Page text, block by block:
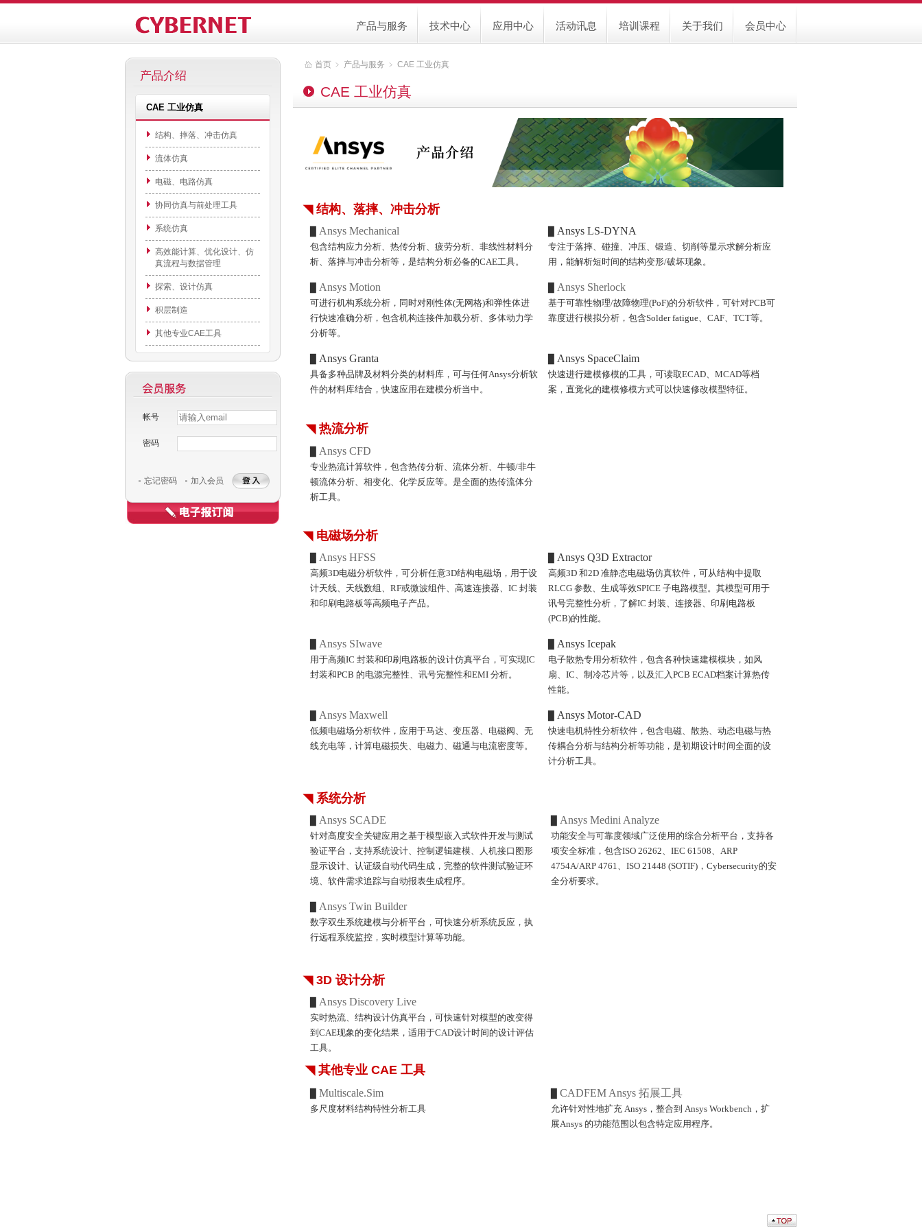
会员中心
关于我们
培训课程
活动讯息
应用中心
技术中心
产品与服务
产品介绍
CAE 工业仿真
结构、摔落、冲击仿真
流体仿真
电磁、电路仿真
协同仿真与前处理工具
系统仿真
高效能计算、优化设计、仿
真流程与数据管理
探索、设计仿真
积层制造
其他专业CAE工具
帐号
密码
忘记密码 加入会员
首页 ﹥ 产品与服务 ﹥ CAE 工业仿真
CAE 工业仿真
◥ 结构、落摔、冲击分析
Ansys Mechanical
包含结构应力分析、热传分析、疲劳分析、非线性材料分
析、落摔与冲击分析等，是结构分析必备的CAE工具。
Ansys LS-DYNA
专注于落摔、碰撞、冲压、锻造、切削等显示求解分析应
用，能解析短时间的结构变形/破坏现象。
Ansys Motion
可进行机构系统分析，同时对刚性体(无网格)和弹性体进
行快速准确分析，包含机构连接件加载分析、多体动力学
分析等。
Ansys Sherlock
基于可靠性物理/故障物理(PoF)的分析软件，可针对PCB可
靠度进行模拟分析，包含Solder fatigue、CAF、TCT等。
Ansys Granta
具备多种品牌及材料分类的材料库，可与任何Ansys分析软
件的材料库结合，快速应用在建模分析当中。
Ansys SpaceClaim
快速进行建模修模的工具，可读取ECAD、MCAD等档
案，直觉化的建模修模方式可以快速修改模型特征。
◥ 热流分析
Ansys CFD
专业热流计算软件，包含热传分析、流体分析、牛顿/非牛
顿流体分析、相变化、化学反应等。是全面的热传流体分
析工具。
◥ 电磁场分析
Ansys HFSS
高频3D电磁分析软件，可分析任意3D结构电磁场，用于设
计天线、天线数组、RF或微波组件、高速连接器、IC 封装
和印刷电路板等高频电子产品。
Ansys Q3D Extractor
高频3D 和2D 准静态电磁场仿真软件，可从结构中提取
RLCG 参数、生成等效SPICE 子电路模型。其模型可用于
讯号完整性分析，了解IC 封装、连接器、印刷电路板
(PCB)的性能。
Ansys SIwave
用于高频IC 封装和印刷电路板的设计仿真平台，可实现IC
封装和PCB 的电源完整性、讯号完整性和EMI 分析。
Ansys Icepak
电子散热专用分析软件，包含各种快速建模模块，如风
扇、IC、制冷芯片等，以及汇入PCB ECAD档案计算热传
性能。
Ansys Maxwell
低频电磁场分析软件，应用于马达、变压器、电磁阀、无
线充电等，计算电磁损失、电磁力、磁通与电流密度等。
Ansys Motor-CAD
快速电机特性分析软件，包含电磁、散热、动态电磁与热
传耦合分析与结构分析等功能，是初期设计时间全面的设
计分析工具。
◥ 系统分析
Ansys SCADE
针对高度安全关键应用之基于模型嵌入式软件开发与测试
验证平台，支持系统设计、控制逻辑建模、人机接口图形
显示设计、认证级自动代码生成，完整的软件测试验证环
境、软件需求追踪与自动报表生成程序。
Ansys Medini Analyze
功能安全与可靠度领域广泛使用的综合分析平台，支持各
项安全标准，包含ISO 26262、IEC 61508、ARP
4754A/ARP 4761、ISO 21448 (SOTIF)，Cybersecurity的安
全分析要求。
Ansys Twin Builder
数字双生系统建模与分析平台，可快速分析系统反应，执
行远程系统监控，实时模型计算等功能。
◥ 3D 设计分析
Ansys Discovery Live
实时热流、结构设计仿真平台，可快速针对模型的改变得
到CAE现象的变化结果，适用于CAD设计时间的设计评估
工具。
◥ 其他专业 CAE 工具
Multiscale.Sim
多尺度材料结构特性分析工具
CADFEM Ansys 拓展工具
允许针对性地扩充 Ansys，整合到 Ansys Workbench，扩
展Ansys 的功能范围以包含特定应用程序。